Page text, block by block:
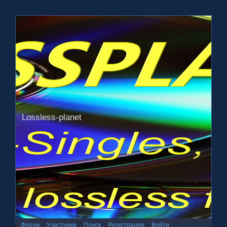
Lossless-planet
Форум Участники Поиск Регистрация Войти